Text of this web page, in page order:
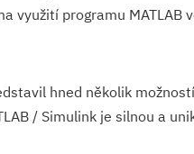
využití programu MATLAB
hned několik
/ Simulink je silnou a